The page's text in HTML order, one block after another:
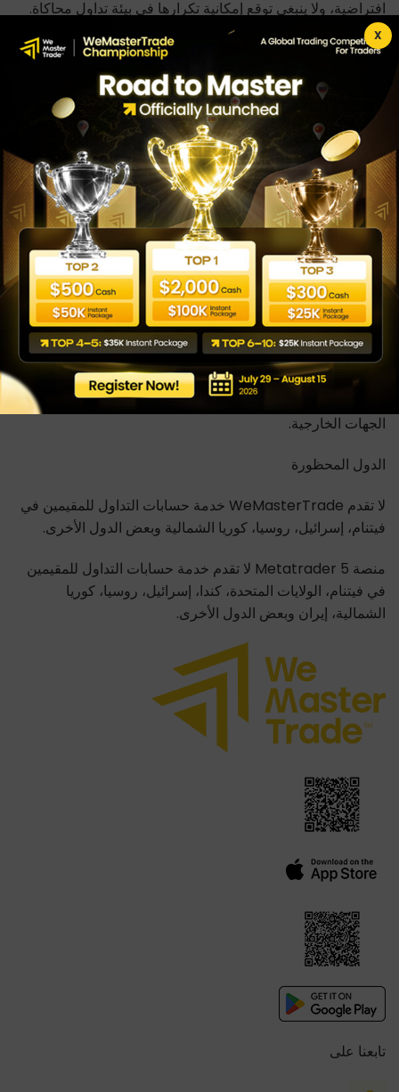
X
افتراضية، ولا ينبغي توقع إمكانية تكرارها في بيئة تداول محاكاة.
تداول محاكاة. يتم تحصيل المدفوعات وتسهيلها بواسطة
Wecopy Fintech LTD (Company Number: 14905703),
71-75 Shelton Street, Covent Garden, London, United
Kingdom, WC2H 9JQ، بصفتها Payment Agent نيابةً عن
WeMasterTrade، مع تحديد الكيان المعمول به بناءً على موقع
المستخدم وطريقة الدفع المختارة.
عملية حل الشكاوى
إذا كنت تعتقد أنك مستحق للتعويض بسبب خطأ في المنصة أو
عطل في النظام، يُرجى التواصل عبر
[support@wemastertrade.com] خلال 7 أيام من وقوع
الحادث. سيقوم فريقنا بالمراجعة والرد خلال 5 أيام عمل. إذا كانت
الشكوى صحيحة، فستتم معالجة التعويض خلال 14 يوم عمل.
يقتصر التعويض على قيمة رسوم الخدمة المدفوعة للحساب
المتأثر. لا تتحمل WeMasterTrade أي مسؤولية عن الخسائر
الناتجة عن ظروف السوق أو خطأ المستخدم أو انقطاع خدمات
الجهات الخارجية.
الدول المحظورة
لا تقدم WeMasterTrade خدمة حسابات التداول للمقيمين في
فيتنام، إسرائيل، روسيا، كوريا الشمالية وبعض الدول الأخرى.
منصة Metatrader 5 لا تقدم خدمة حسابات التداول للمقيمين
في فيتنام، الولايات المتحدة، كندا، إسرائيل، روسيا، كوريا
الشمالية، إيران وبعض الدول الأخرى.
تابعنا على